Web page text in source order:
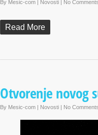
By Mesic-com | Novosti | No
Read More
Otvorenje novog
By Mesic-com | Novosti | No